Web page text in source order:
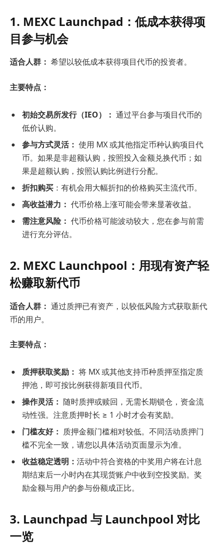
1. MEXC Launchpad：低成本获得项
目参与机会
适合人群： 希望以较低成本获得项目代币的投资者。
主要特点：
初始交易所发行（IEO）： 通过平台参与项目代币的
低价认购。
参与方式灵活： 使用 MX 或其他指定币种认购项目代
币。如果是非超额认购，按照投入金额兑换代币；如
果是超额认购，按照认购比例进行分配。
折扣购买 ：有机会用大幅折扣的价格购买主流代币。
高收益潜力： 代币价格上涨可能会带来显著收益。
需注意风险： 代币价格可能波动较大，您在参与前需
进行充分评估。
2. MEXC Launchpool：用现有资产轻
松赚取新代币
适合人群： 通过质押已有资产，以较低风险方式获取新代
币的用户。
主要特点：
质押获取奖励： 将 MX 或其他支持币种质押至指定质
押池，即可按比例获得新项目代币。
操作灵活： 随时质押或赎回，无需长期锁仓，资金流
动性强。注意质押时长 ≥ 1 小时才会有奖励。
门槛友好： 质押金额门槛相对较低。不同活动质押门
槛不完全一致，请您以具体活动页面显示为准。
收益稳定透明： 活动中符合资格的中奖用户将在计息
期结束后一小时内在其现货账户中收到空投奖励。奖
励金额与用户的参与份额成正比。
3. Launchpad 与 Launchpool 对比
一览